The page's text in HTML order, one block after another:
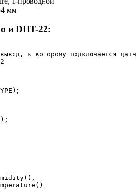
мм
и DHT-22:
к которому подключается